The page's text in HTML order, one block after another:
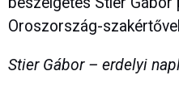
Stier Gábor – erdelyi